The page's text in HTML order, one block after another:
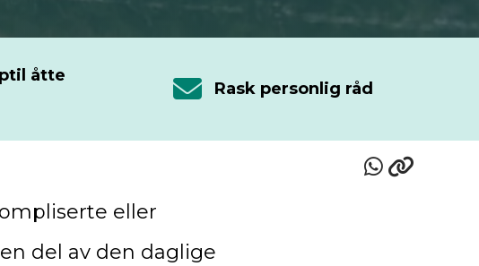
åtte
Rask personlig råd
eller
del av den daglige